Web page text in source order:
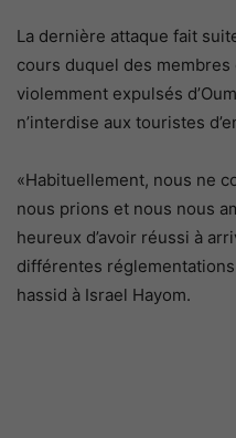
La dernière attaque fait
cours duquel des
violemment expulsés
n’interdise aux touristes
«Habituellement, nous ne
nous prions et nous nous
heureux d’avoir réussi à
différentes
hassid à Israel Hayom.